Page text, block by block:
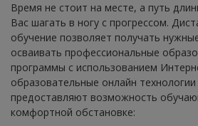
Время не стоит на месте, а путь
Вас шагать в ногу с прогрессом.
обучение позволяет получать
осваивать профессиональные
программы с использованием
образовательные онлайн
предоставляют возможность
комфортной обстановке: